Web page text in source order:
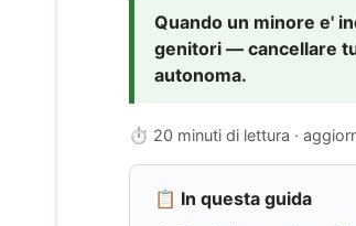
Quando un minore e'
genitori — cancellare
autonoma.
⏱ 20 minuti di lettura ·
📋 In questa guida